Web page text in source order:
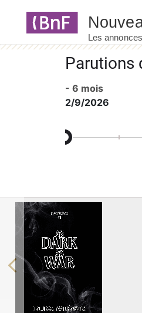
Parutions
- 6 mois
2/9/2026
Previous